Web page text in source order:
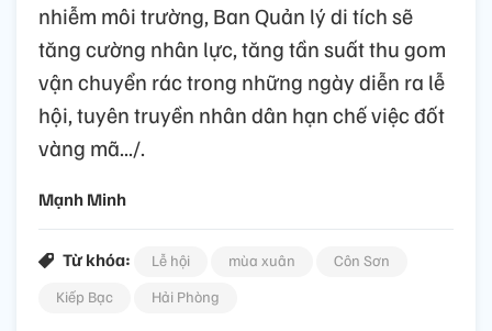
nhiễm môi trường, Ban Quản lý di tích sẽ
tăng cường nhân lực, tăng tần suất thu gom
vận chuyển rác trong những ngày diễn ra lễ
hội, tuyên truyền nhân dân hạn chế việc đốt
vàng mã.../.
Mạnh Minh
Từ khóa: Lễ hội mùa xuân
Côn Sơn
Kiếp Bạc
Hải Phòng